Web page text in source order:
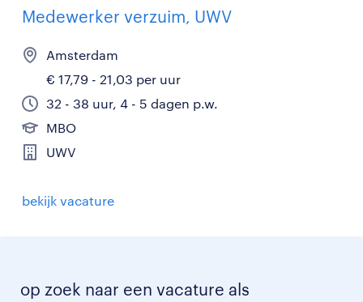
Medewerker verzuim, UWV
Amsterdam
€ 17,79 - 21,03 per uur
32 - 38 uur, 4 - 5 dagen p.w.
MBO
UWV
bekijk vacature
op zoek naar een vacature als